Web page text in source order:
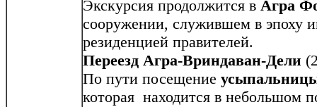
Экскурсия продолжится в Агра
сооружении, служившем в эпоху
резиденцией правителей.
Переезд Агра-Вриндаван-Дели
По пути посещение
которая находится в небольшом